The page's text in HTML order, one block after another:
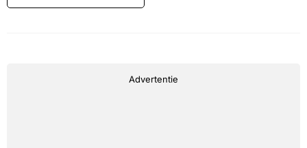
Advertentie